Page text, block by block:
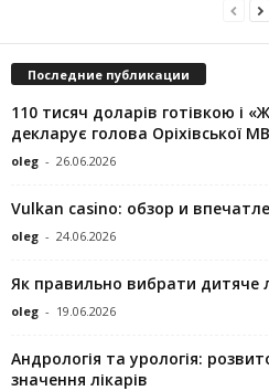
Последние публикации
110 тисяч доларів готівкою і
декларує голова Оріхівської
oleg - 26.06.2026
Vulkan casino: обзор и
oleg - 24.06.2026
Як правильно вибрати дитяче
oleg - 19.06.2026
Андрологія та урологія:
значення лікарів